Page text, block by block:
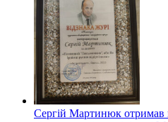
Сергій Мартинюк отримав